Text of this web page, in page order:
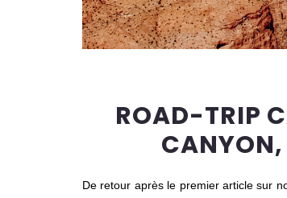
ROAD-TRIP
CANYON,
De retour après le premier article sur